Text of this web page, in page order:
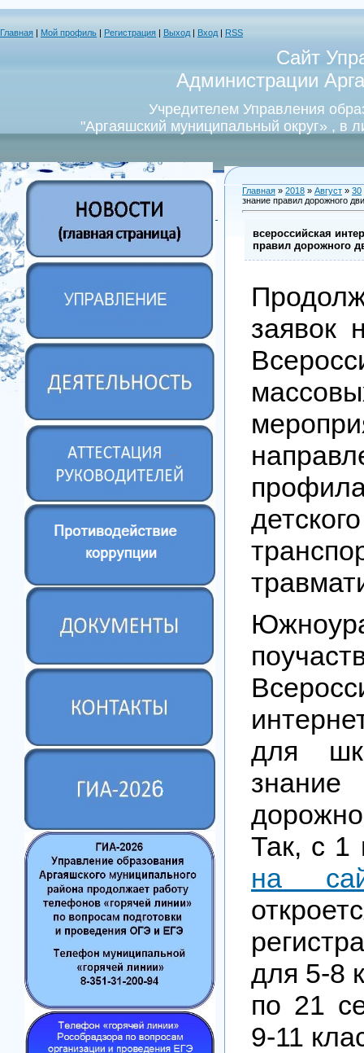
Главная Мой профиль Регистрация Выход Вход RSS
Сайт
Администрации
Учредителем Управления
"Аргаяшский муниципальный округ» , в
Главная » 2018 » Август » 30
знание правил дорожного
всероссийская
правил дорожного
заявок
для
Так, с 1
на
для 5-8
по 21
9-11